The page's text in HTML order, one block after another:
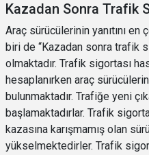
Kazadan Sonra Trafik
Araç sürücülerinin yanıtını
biri de “Kazadan sonra trafik
olmaktadır. Trafik sigortası
hesaplanırken araç
bulunmaktadır. Trafiğe yeni
başlamaktadırlar. Trafik
kazasına karışmamış olan
yükselmektedirler. Trafik